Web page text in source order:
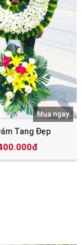
Tang Đẹp
Mua ngay